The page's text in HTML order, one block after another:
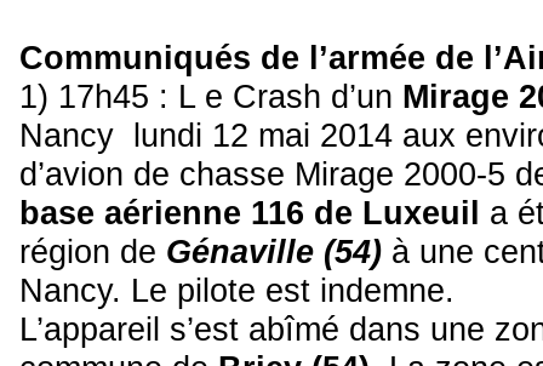
Communiqués de l’armée de
1) 17h45 : L e Crash d’un Mirage
Nancy lundi 12 mai 2014 aux
d’avion de chasse Mirage 2000-5
base aérienne 116 de Luxeuil a
région de Génaville (54) à une
Nancy. Le pilote est indemne.
L’appareil s’est abîmé dans une